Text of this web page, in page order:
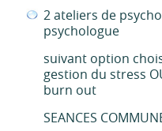
2 ateliers de
psychologue
suivant option
gestion du stress
burn out
SEANCES